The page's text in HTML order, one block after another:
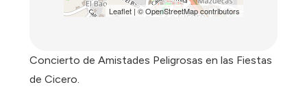
Leaflet| ©OpenStreetMapcontributors
Concierto de Amistades Peligrosas en las Fiestas
de Cicero.